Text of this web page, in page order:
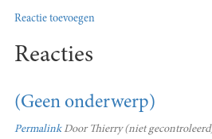
Reactie toevoegen
Reacties
(Geen onderwerp)
PermalinkDoor Thierry (niet